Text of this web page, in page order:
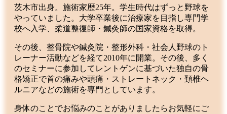
茨木市出身。施術家歴25年。学生時代はずっと野球を
やっていました。大学卒業後に治療家を目指し専門学
校へ入学、柔道整復師・鍼灸師の国家資格を取得。
その後、整骨院や鍼灸院・整形外科・社会人野球のト
レーナー活動などを経て2010年に開業。その後、多く
のセミナーに参加してレントゲンに基づいた独自の骨
格矯正で首の痛みや頭痛・ストレートネック・頚椎ヘ
ルニアなどの施術を専門としています。
身体のことでお悩みのことがありましたらお気軽にご